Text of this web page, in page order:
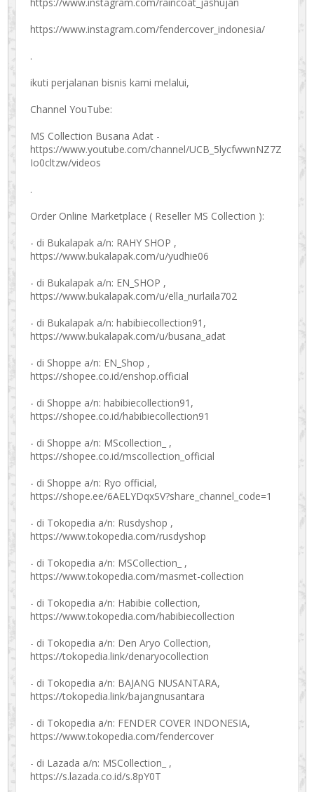
https://www.instagram.com/fendercover_indonesia/
.
ikuti perjalanan bisnis kami melalui,
Channel YouTube:
MS Collection Busana Adat -
https://www.youtube.com/channel/UCB_5lycfwwnNZ7Z
Io0cltzw/videos
.
Order Online Marketplace ( Reseller MS Collection ):
- di Bukalapak a/n: RAHY SHOP ,
https://www.bukalapak.com/u/yudhie06
- di Bukalapak a/n: EN_SHOP ,
https://www.bukalapak.com/u/ella_nurlaila702
- di Bukalapak a/n: habibiecollection91,
https://www.bukalapak.com/u/busana_adat
- di Shoppe a/n: EN_Shop ,
https://shopee.co.id/enshop.official
- di Shoppe a/n: habibiecollection91,
https://shopee.co.id/habibiecollection91
- di Shoppe a/n: MScollection_ ,
https://shopee.co.id/mscollection_official
- di Shoppe a/n: Ryo official,
https://shope.ee/6AELYDqxSV?share_channel_code=1
- di Tokopedia a/n: Rusdyshop ,
https://www.tokopedia.com/rusdyshop
- di Tokopedia a/n: MSCollection_ ,
https://www.tokopedia.com/masmet-collection
- di Tokopedia a/n: Habibie collection,
https://www.tokopedia.com/habibiecollection
- di Tokopedia a/n: Den Aryo Collection,
https://tokopedia.link/denaryocollection
- di Tokopedia a/n: BAJANG NUSANTARA,
https://tokopedia.link/bajangnusantara
- di Tokopedia a/n: FENDER COVER INDONESIA,
https://www.tokopedia.com/fendercover
- di Lazada a/n: MSCollection_ ,
https://s.lazada.co.id/s.8pY0T